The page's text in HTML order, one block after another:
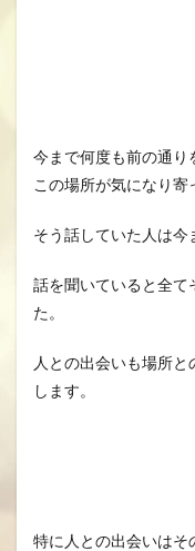
今まで何度も前の通り
この場所が気になり寄
そう話していた人は今
話を聞いていると全て
た。
人との出会いも場所
します。
特に人との出会いはそ